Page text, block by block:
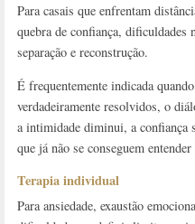
Para casais que enfrentam
quebra de confiança, dificuldades
separação e reconstrução.
É frequentemente indicada
verdadeiramente resolvidos, o
a intimidade diminui, a confiança
que já não se conseguem
Terapia individual
Para ansiedade, exaustão